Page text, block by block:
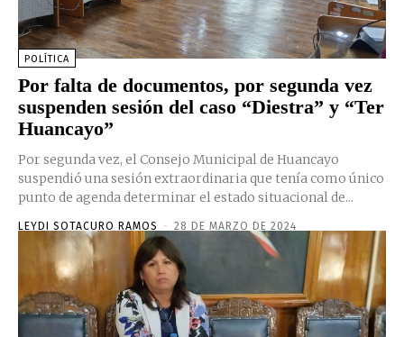
POLÍTICA
Por falta de documentos, por segunda vez
suspenden sesión del caso “Diestra” y “Ter
Huancayo”
Por segunda vez, el Consejo Municipal de Huancayo
suspendió una sesión extraordinaria que tenía como único
punto de agenda determinar el estado situacional de...
LEYDI SOTACURO RAMOS - 28 DE MARZO DE 2024